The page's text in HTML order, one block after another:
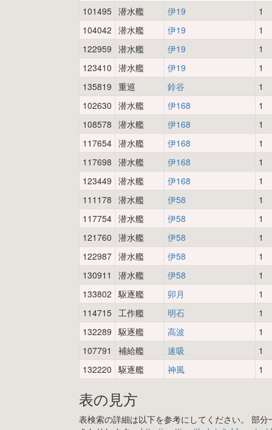
101495 潜水艦 伊19
1
104042 潜水艦 伊19
1
122959 潜水艦 伊19
1
123410 潜水艦 伊19
1
135819 重巡 鈴谷
1
102630 潜水艦 伊168
1
108578 潜水艦 伊168
1
117654 潜水艦 伊168
1
117698 潜水艦 伊168
1
123449 潜水艦 伊168
1
111178 潜水艦 伊58
1
117754 潜水艦 伊58
1
121760 潜水艦 伊58
1
122987 潜水艦 伊58
1
130911
潜水艦 伊58
1
133802 駆逐艦 卯月
1
114715 工作艦 明石
1
132289 駆逐艦 高波
1
107791
補給艦 速吸
1
132220 駆逐艦 神風 1
表の見方
表検索の詳細は以下を参考にしてください。 部